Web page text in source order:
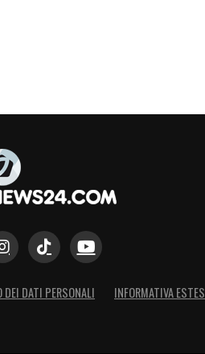
DEI DATI PERSONALI INFORMATIVA